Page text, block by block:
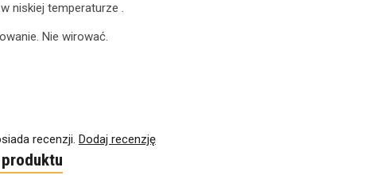
niskiej temperaturze .
Nie wirować.
recenzji. Dodaj recenzję